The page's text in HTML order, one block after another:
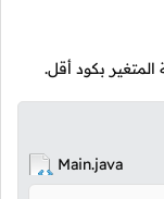
بكود أقل.
Main.java